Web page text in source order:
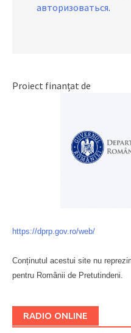
авторизоваться.
Proiect finanțat de
https://dprp.gov.ro/web/
Conținutul acestui site nu
pentru Românii de Pretutindeni.
RADIO ONLINE